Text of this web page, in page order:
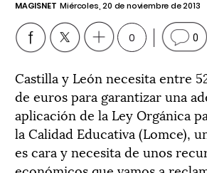
MAGISNET Miércoles, 20 de noviembre de 2013
0 0
Castilla y León necesita entre
de euros para garantizar una
aplicación de la Ley Orgánica
la Calidad Educativa (Lomce),
es cara y necesita de unos